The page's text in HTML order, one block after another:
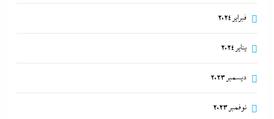
فبراير 2024
يناير 2024
ديسمبر 2023
نوفمبر 2023